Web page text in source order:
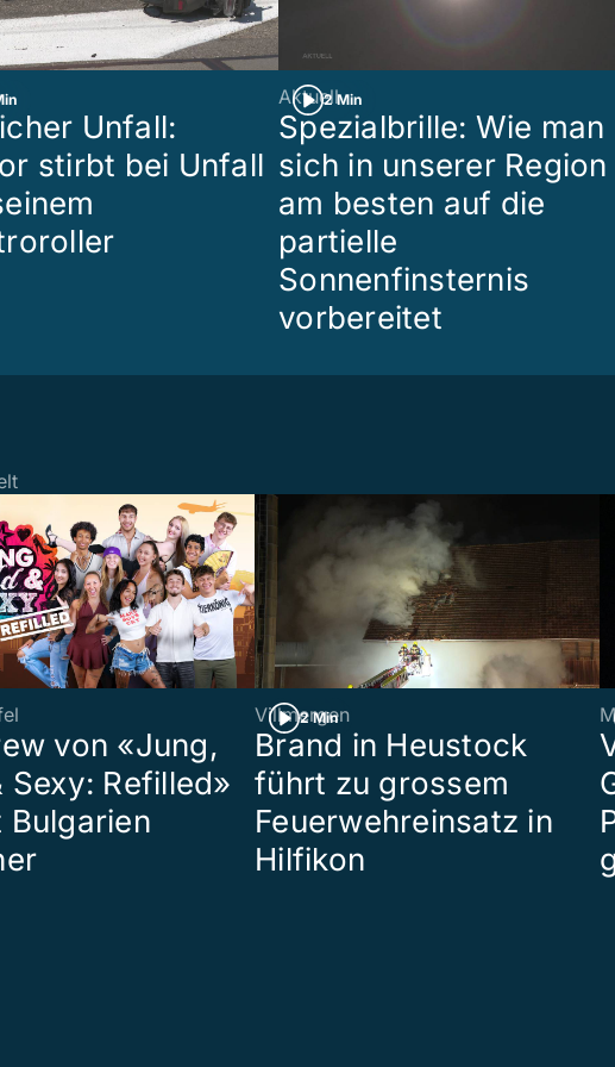
Unfall:
stirbt bei Unfall
2 Min
Aktuell
Spezialbrille: Wie man
sich in unserer Region
am besten auf die
partielle
Sonnenfinsternis
vorbereitet
von «Jung,
Sexy: Refilled»
Bulgarien
2 Min
Villmergen
Brand in Heustock
führt zu grossem
Feuerwehreinsatz in
Hilfikon